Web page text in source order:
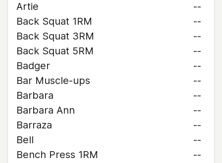
Artie
--
Back Squat 1RM
--
Back Squat 3RM
--
Back Squat 5RM
--
Badger
--
Bar Muscle-ups
--
Barbara
--
Barbara Ann
--
Barraza
--
Bell
--
Bench Press 1RM
--